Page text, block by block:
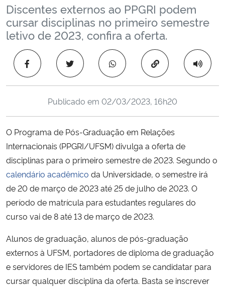
Ministério da Agricultura, Pecuária e Abastecimento
Ministério da Educação
Ministério da Cidadania
Ministério da Saúde
Ministério de Minas e Energia
Ministério do Meio Ambiente
Ministério do Turismo
Ministério do Desenvolvimento Regional
Ministério da Mulher, da Família e dos Direitos Humanos
Discentes externos ao PPGRI podem
cursar disciplinas no primeiro semestre
letivo de 2023, confira a oferta.
Copiar para área
Publicado em 02/03/2023, 16h20
O Programa de Pós-Graduação em Relações
Internacionais (PPGRI/UFSM) divulga a oferta de
disciplinas para o primeiro semestre de 2023. Segundo o
calendário acadêmico da Universidade, o semestre irá
de 20 de março de 2023 até 25 de julho de 2023. O
período de matrícula para estudantes regulares do
curso vai de 8 até 13 de março de 2023.
Alunos de graduação, alunos de pós-graduação
externos à UFSM, portadores de diploma de graduação
e servidores de IES também podem se candidatar para
cursar qualquer disciplina da oferta. Basta se inscrever